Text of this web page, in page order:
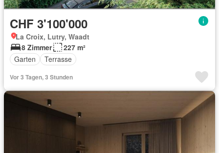
CHF 3'100'000
La Croix, Lutry, Waadt
8 Zimmer
227 m²
Garten
Terrasse
Vor 3 Tagen, 3 Stunden